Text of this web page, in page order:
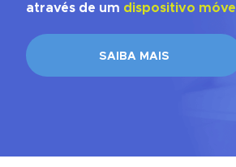
através de um dispositivo móvel
SAIBA MAIS